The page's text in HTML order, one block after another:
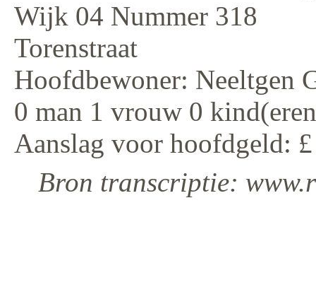
Wijk 04 Nummer 318
Torenstraat
Hoofdbewoner: Neeltgen
0 man 1 vrouw 0
Aanslag voor hoofdgeld:
Bron transcriptie: